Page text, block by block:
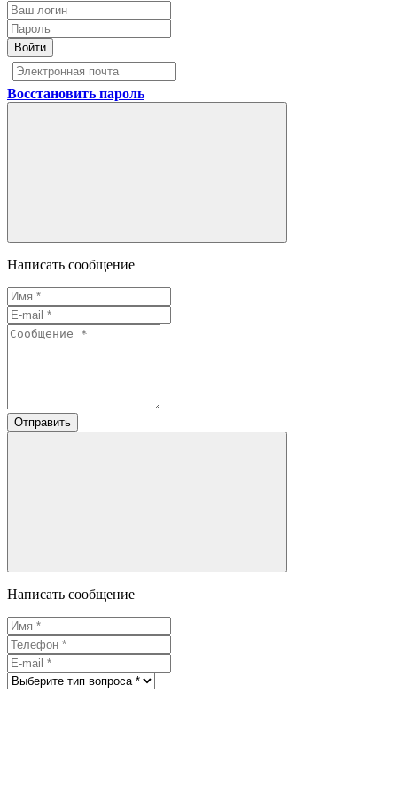
Войти
Восстановить пароль
Написать сообщение
Отправить
Написать сообщение